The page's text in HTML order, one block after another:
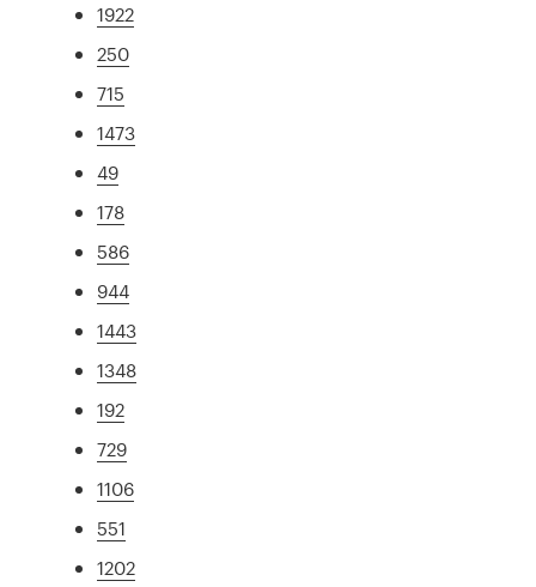
1922
250
715
1473
49
178
586
944
1443
1348
192
729
1106
551
1202